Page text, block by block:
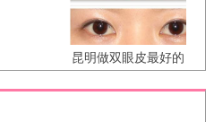
昆明做双眼皮最好的